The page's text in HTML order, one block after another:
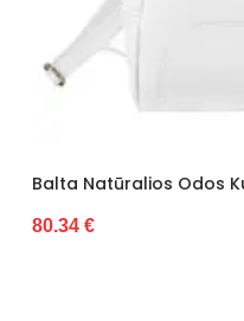
Balta Natūralios Odos
80.34 €